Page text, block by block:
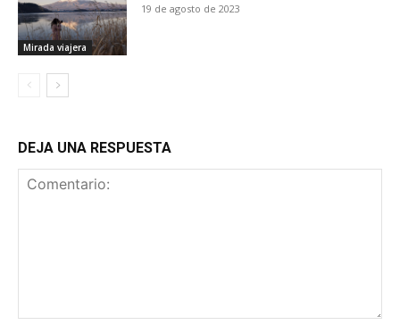
Mirada viajera
19 de agosto de 2023
DEJA UNA RESPUESTA